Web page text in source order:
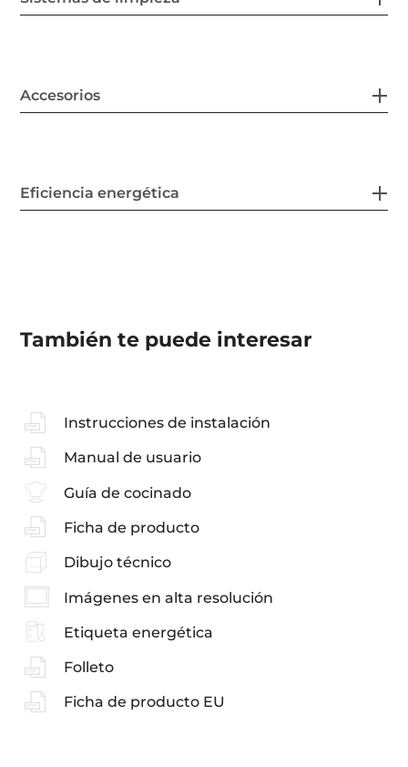
Sistema de seguridad
También te puede interesar
Instrucciones de instalación
Manual de usuario
Guía de cocinado
Ficha de producto
Dibujo técnico
Imágenes en alta resolución